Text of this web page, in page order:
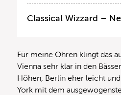
Classical Wizzard –
Für meine Ohren klingt das
Vienna sehr klar in den
Höhen, Berlin eher leicht
York mit dem